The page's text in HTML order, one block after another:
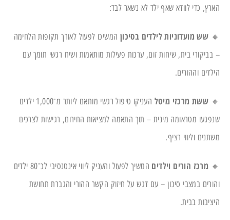
הארץ, כדי לוודא שאף ילד לא נשאר לבד:
🔸 שש מועדוניות לילדים בסיכון המשיכו לפעול לאורך תקופות הלחימה
– בביקורי בית, שיחות זום, ערכות פעילות מותאמות ושיח רגשי תומך עם
הילדים וההורים.
🔸 ששת מרכזי מיטל
העניקו טיפול רגשי מותאם ליותר מ־1,000 ילדים
שנפגעו מטראומה מינית – תוך התאמה למציאות החירום, רגישות לצרכים
משתנים וליווי רציף.
🔸 מרכז הורים וילדים
המשיך לפעול והעניק ליווי אינטנסיבי לכ־80 ילדים
והורים במצבי סיכון – עם דגש על חיזוק הקשר ההורי והגברת תחושת
היציבות בבית.